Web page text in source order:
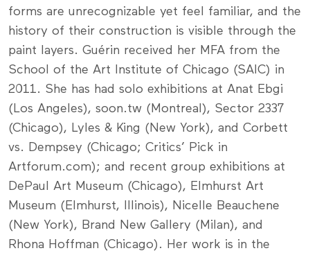
forms are unrecognizable yet feel familiar, and the
history of their construction is visible through the
paint layers. Guérin received her MFA from the
School of the Art Institute of Chicago (SAIC) in
2011. She has had solo exhibitions at Anat Ebgi
(Los Angeles), soon.tw (Montreal), Sector 2337
(Chicago), Lyles & King (New York), and Corbett
vs. Dempsey (Chicago; Critics’ Pick in
Artforum.com); and recent group exhibitions at
DePaul Art Museum (Chicago), Elmhurst Art
Museum (Elmhurst, Illinois), Nicelle Beauchene
(New York), Brand New Gallery (Milan), and
Rhona Hoffman (Chicago). Her work is in the